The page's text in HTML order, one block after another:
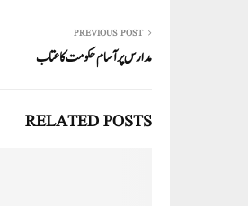
PREVIOUS POST
مدارس پر آسام حکومت کا عتاب
RELATED POSTS